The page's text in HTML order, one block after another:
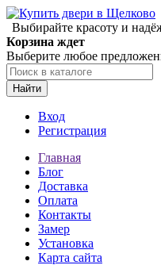
Выбирайте красоту и
Корзина ждет
Выберите любое
Найти
Вход
Регистрация
Главная
Блог
Доставка
Оплата
Контакты
Замер
Установка
Карта сайта